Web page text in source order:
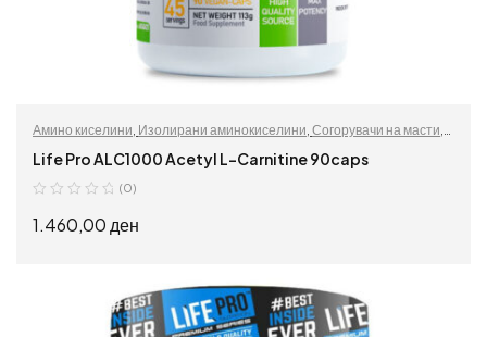
Амино киселини Изолирани аминокиселини Согорувачи на масти
Спортски додатоци
Life Pro ALC1000 Acetyl L-Carnitine 90caps
(0)
1.460,00ден
ДОДАЈ ВО КОШНИЦА